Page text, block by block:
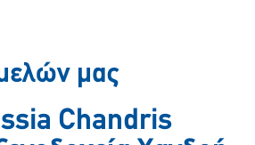
μας
Chandris